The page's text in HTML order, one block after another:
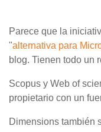
Parece que la
"alternativa para
blog. Tienen todo un
Scopus y Web of
propietario con un
Dimensions también